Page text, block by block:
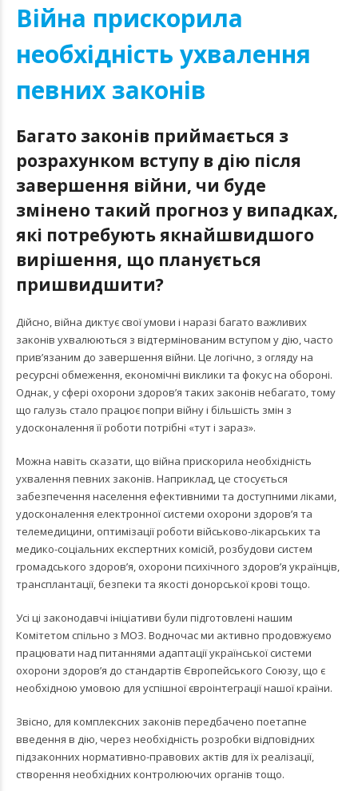
Війна прискорила
необхідність ухвалення
певних законів
Багато законів приймається з
розрахунком вступу в дію після
завершення війни, чи буде
змінено такий прогноз у випадках,
які потребують якнайшвидшого
вирішення, що планується
пришвидшити?
Дійсно, війна диктує свої умови і наразі багато важливих
законів ухвалюються з відтермінованим вступом у дію, часто
прив’язаним до завершення війни. Це логічно, з огляду на
ресурсні обмеження, економічні виклики та фокус на обороні.
Однак, у сфері охорони здоровʼя таких законів небагато, тому
що галузь стало працює попри війну і більшість змін з
удосконалення її роботи потрібні «тут і зараз».
Можна навіть сказати, що війна прискорила необхідність
ухвалення певних законів. Наприклад, це стосується
забезпечення населення ефективними та доступними ліками,
удосконалення електронної системи охорони здоров’я та
телемедицини, оптимізації роботи військово-лікарських та
медико-соціальних експертних комісій, розбудови систем
громадського здоров’я, охорони психічного здоров’я українців,
трансплантації, безпеки та якості донорської крові тощо.
Усі ці законодавчі ініціативи були підготовлені нашим
Комітетом спільно з МОЗ. Водночас ми активно продовжуємо
працювати над питаннями адаптації української системи
охорони здоровʼя до стандартів Європейського Союзу, що є
необхідною умовою для успішної євроінтеграції нашої країни.
Звісно, для комплексних законів передбачено поетапне
введення в дію, через необхідність розробки відповідних
підзаконних нормативно-правових актів для їх реалізації,
створення необхідних контролюючих органів тощо.